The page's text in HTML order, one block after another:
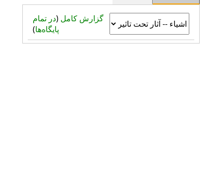
گزارش کامل (در تمام
پایگاه‌ها)